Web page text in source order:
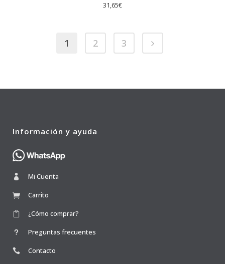
31,65€
1 2 3
Información y ayuda
Mi Cuenta
Carrito
¿Cómo comprar?
Preguntas frecuentes
Contacto